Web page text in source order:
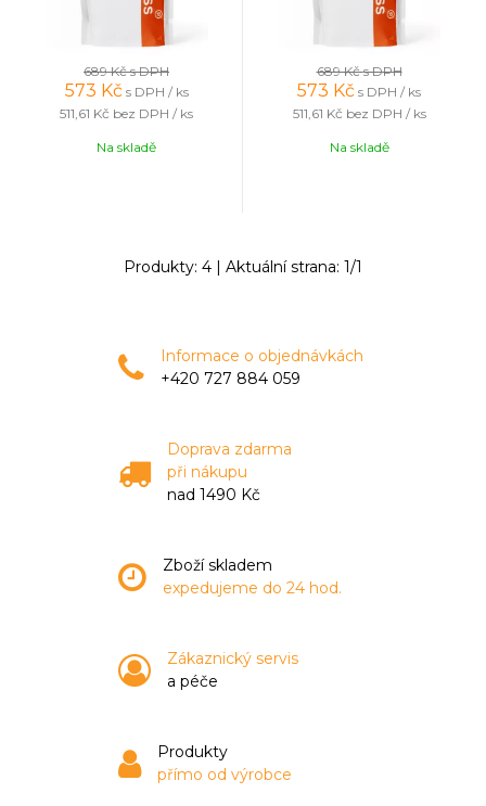
689 Kčs DPH
573 Kč s DPH / ks
511,61 Kč bez DPH / ks
Na skladě
689 Kčs DPH
573 Kč s DPH / ks
511,61 Kč bez DPH / ks
Na skladě
Produkty: 4 | Aktuální strana: 1/1
Informace o objednávkách
+420 727 884 059
Doprava zdarma
při nákupu
nad 1490 Kč
Zboží skladem
expedujeme do 24 hod.
Zákaznický servis
a péče
Produkty
přímo od výrobce